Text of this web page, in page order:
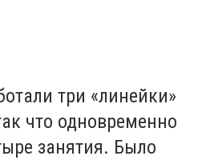
три «линейки»
что одновременно
занятия. Было